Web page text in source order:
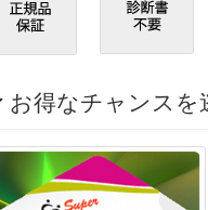
お得なチャンスを